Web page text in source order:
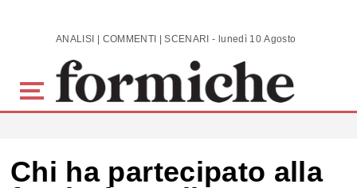
Skip to main content ANALISI | COMMENTI | SCENARI - lunedì 10 Agosto 2026
Chi ha partecipato alla